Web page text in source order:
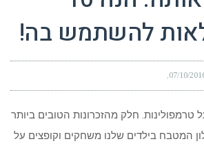
להשתמש בה!
07/10/
טרמפולינות. חלק מהזכרונות הטובים ביותר
המטבח בילדים שלנו משחקים וקופצים על